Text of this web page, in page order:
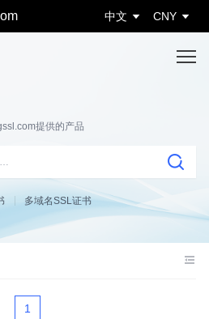
中文 CNY
提供的产品
多域名SSL证书
1